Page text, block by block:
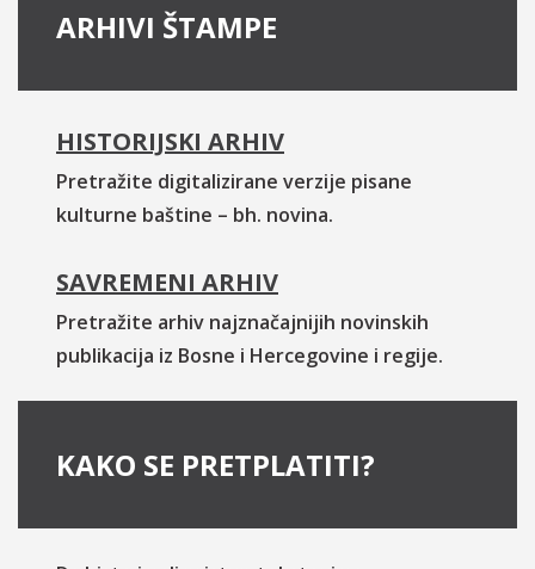
ARHIVI ŠTAMPE
HISTORIJSKI ARHIV
Pretražite digitalizirane verzije pisane
kulturne baštine – bh. novina.
SAVREMENI ARHIV
Pretražite arhiv najznačajnijih novinskih
publikacija iz Bosne i Hercegovine i regije.
KAKO SE PRETPLATITI?